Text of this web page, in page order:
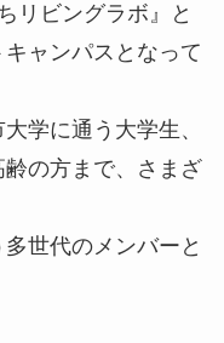
リビングラボ』と
ャンパスとなって
学に通う大学生、
の方まで、さまざ
世代のメンバーと